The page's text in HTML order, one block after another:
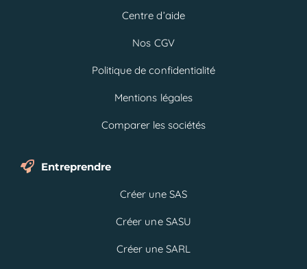
Centre d’aide
Nos CGV
Politique de confidentialité
Mentions légales
Comparer les sociétés
Entreprendre
Créer une SAS
Créer une SASU
Créer une SARL